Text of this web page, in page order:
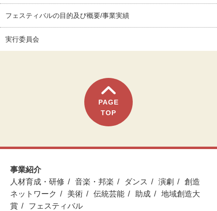
フェスティバルの目的及び概要/事業実績
実行委員会
PAGE
TOP
事業紹介
人材育成・研修
音楽・邦楽 ダンス 演劇
創造
ネットワーク
美術 伝統芸能 助成
地域創造大
賞
フェスティバル